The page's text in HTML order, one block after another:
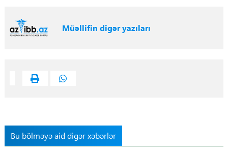
Müəllifin digər yazıları
Bu bölməyə aid digər xəbərlər